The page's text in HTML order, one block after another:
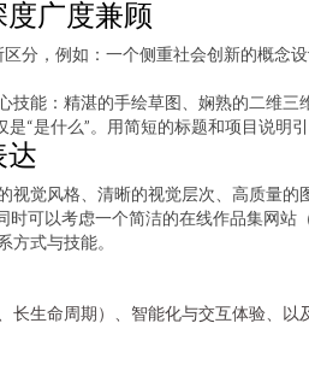
广度兼顾
分，例如：一个侧重社会创新的概
能：精湛的手绘草图、娴熟的二维
“是什么”。用简短的标题和项目说明
达
视觉风格、清晰的视觉层次、高质量的
时可以考虑一个简洁的在线作品集网
方式与技能。
生命周期）、智能化与交互体验、